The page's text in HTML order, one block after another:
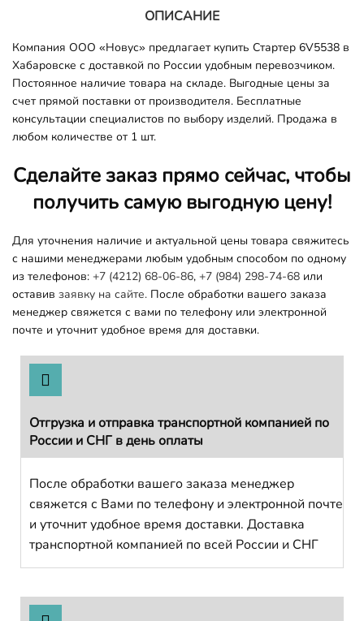
ОПИСАНИЕ
Компания ООО «Новус» предлагает купить Стартер 6V5538 в
Хабаровске с доставкой по России удобным перевозчиком.
Постоянное наличие товара на складе. Выгодные цены за
счет прямой поставки от производителя. Бесплатные
консультации специалистов по выбору изделий. Продажа в
любом количестве от 1 шт.
Сделайте заказ прямо сейчас, чтобы
получить самую выгодную цену!
Для уточнения наличие и актуальной цены товара свяжитесь
с нашими менеджерами любым удобным способом по одному
из телефонов: +7 (4212) 68-06-86, +7 (984) 298-74-68 или
оставив заявку на сайте. После обработки вашего заказа
менеджер свяжется с вами по телефону или электронной
почте и уточнит удобное время для доставки.
Отгрузка и отправка транспортной компанией по
России и СНГ в день оплаты
После обработки вашего заказа менеджер
свяжется с Вами по телефону и электронной почте
и уточнит удобное время доставки. Доставка
транспортной компанией по всей России и СНГ